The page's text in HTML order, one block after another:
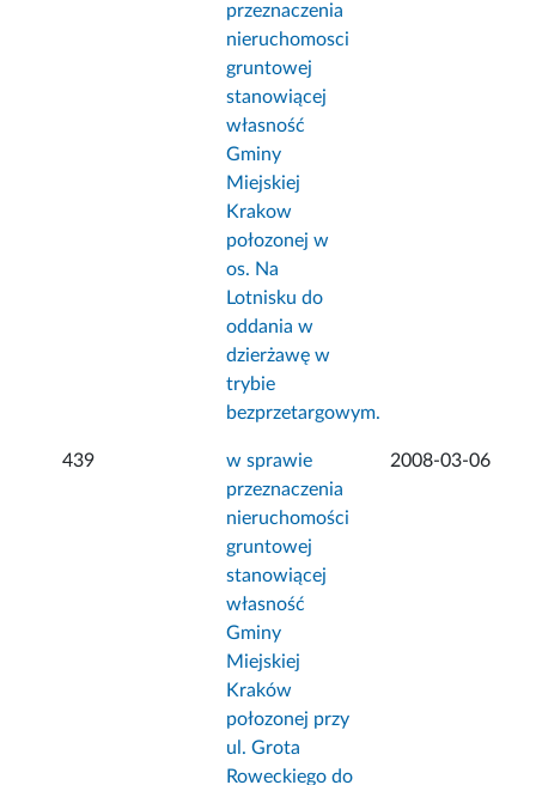
przeznaczenia
nieruchomosci
gruntowej
stanowiącej
własność
Gminy
Miejskiej
Krakow
połozonej w
os. Na
Lotnisku do
oddania w
dzierżawę w
trybie
bezprzetargowym.
439
w sprawie
przeznaczenia
nieruchomości
gruntowej
stanowiącej
własność
Gminy
Miejskiej
Kraków
połozonej przy
ul. Grota
Roweckiego do
2008-03-06